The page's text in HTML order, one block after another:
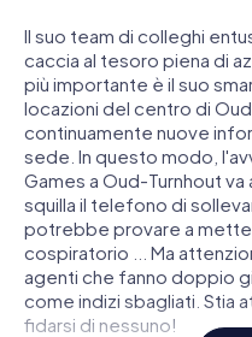
Il suo team di colleghi
caccia al tesoro piena di
più importante è il suo
locazioni del centro di
continuamente nuove
sede. In questo modo,
Games a Oud-Turnhout va
squilla il telefono di
potrebbe provare a
cospiratorio ... Ma
agenti che fanno doppio
come indizi sbagliati. Stia
fidarsi di nessuno!